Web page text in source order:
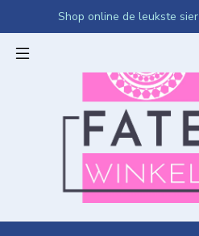
Shop online de leukste